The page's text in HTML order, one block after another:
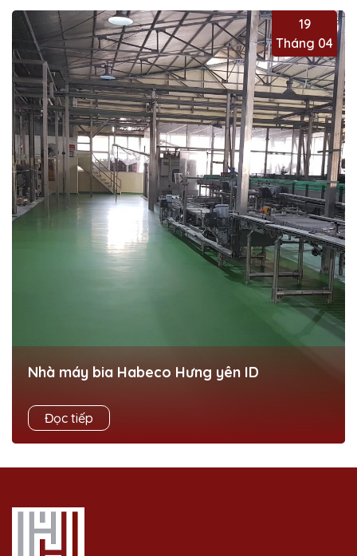
19
Tháng 04
Nhà máy bia Habeco Hưng yên ID
+ Dự án: Nhà máy bia Habeco Hưng yên ID + Diện tích:
2.000 m² + Hạng mục: Thi công sơn PU Ucrete MF dày
4mm- Green. Hãng sơn BASF + Đơn vị...
Đọc tiếp